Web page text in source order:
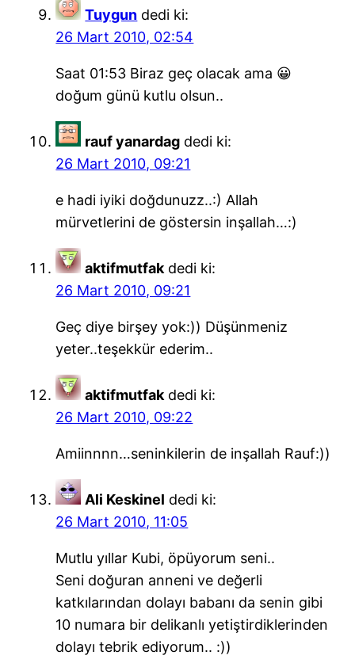
Tuygun dedi ki:
26 Mart 2010, 02:54
Saat 01:53 Biraz geç olacak ama 😀
doğum günü kutlu olsun..
rauf yanardag dedi ki:
26 Mart 2010, 09:21
e hadi iyiki doğdunuzz..:) Allah
mürvetlerini de göstersin inşallah…:)
aktifmutfak dedi ki:
26 Mart 2010, 09:21
Geç diye birşey yok:)) Düşünmeniz
yeter..teşekkür ederim..
aktifmutfak dedi ki:
26 Mart 2010, 09:22
Amiinnnn…seninkilerin de inşallah Rauf:))
Ali Keskinel dedi ki:
26 Mart 2010, 11:05
Mutlu yıllar Kubi, öpüyorum seni..
Seni doğuran anneni ve değerli
katkılarından dolayı babanı da senin gibi
10 numara bir delikanlı yetiştirdiklerinden
dolayı tebrik ediyorum.. :))